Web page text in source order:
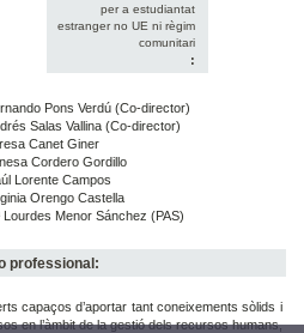
per a estudiantat
estranger no UE ni règim
comunitari
:
Pons Verdú (Co-director)
Salas Vallina (Co-director)
Canet Giner
Cordero Gordillo
Lorente Campos
Orengo Castella
Lourdes Menor Sánchez (PAS)
professional:
capaços d’aportar tant coneixements sòlids i
en l’àmbit de la gestió dels recursos humans,